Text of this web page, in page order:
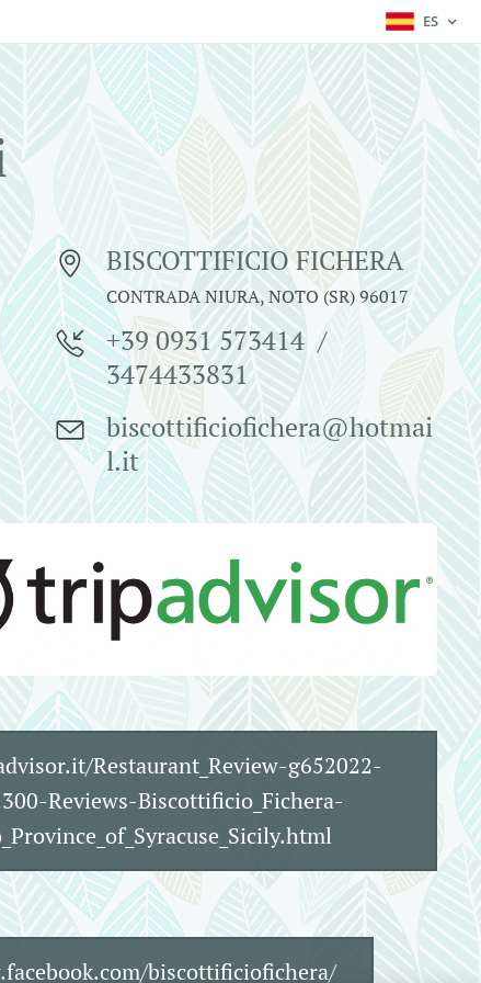
ES
BISCOTTIFICIO FICHERA
CONTRADA NIURA, NOTO (SR) 96017
+39 0931 573414 /
3474433831
biscottificiofichera@hotmai
l.it
Restaurant_Review-g652022-
Reviews-Biscottificio_Fichera-
biscottificiofichera/